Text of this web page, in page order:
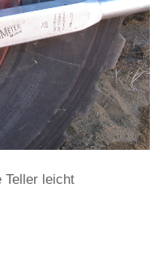
Teller leicht